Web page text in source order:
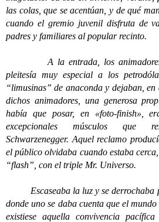
las colas, que se acentúan, y de qué
cuando el gremio juvenil disfruta de
padres y familiares al popular recinto.
A la entrada, los animadores y
pleitesía muy especial a los
“limusinas” de anaconda y dejaban, en
dichos animadores, una generosa
había que posar, en «foto-finish»,
excepcionales músculos que
Schwarzenegger. Aquel reclamo
el público olvidaba cuando estaba
“flash”, con el triple Mr. Universo.
Escaseaba la luz y se derrochaba
donde uno se daba cuenta que el
existiese aquella convivencia